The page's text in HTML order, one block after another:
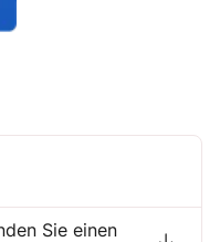
Sie einen